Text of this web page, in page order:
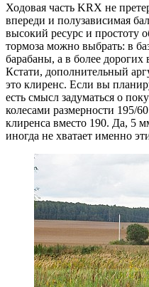
Ходовая часть KRX не
впереди и полузависимая
высокий ресурс и простоту
тормоза можно выбрать: в
барабаны, а в более
Кстати, дополнительный
это клиренс. Если вы
есть смысл задуматься о
колесами размерности 195/
клиренса вместо 190. Да, 5
иногда не хватает именно